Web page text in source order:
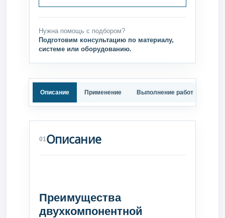
Нужна помощь с подбором?
Подготовим консультацию по материалу,
системе или оборудованию.
Описание Применение Выполнение работ
01Описание
Преимущества
двухкомпонентной